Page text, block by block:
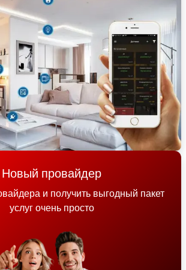
Новый провайдер
и получить выгодный пакет
услуг очень просто